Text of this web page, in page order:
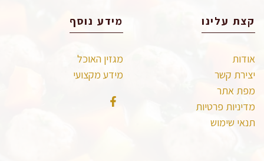
קצת עלינו
אודות
יצירת קשר
מפת אתר
מדיניות פרטיות
תנאי שימוש
מידע נוסף
מגזין האוכל
מידע מקצועי